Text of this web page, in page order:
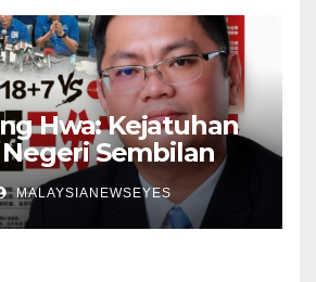
kepada
】
Hwa: Kejatuhan
Sembilan
Tidak Percaya
Pentadbiran
Barang
MALAYSIANEWSEYES